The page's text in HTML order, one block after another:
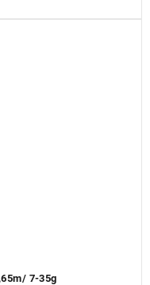
7-35g